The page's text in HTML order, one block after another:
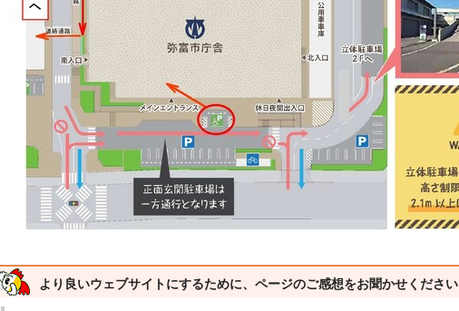
より良いウェブサイトにするために、ページのご感想をお聞かせください